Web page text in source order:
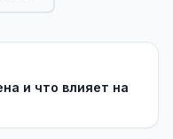
и что влияет на